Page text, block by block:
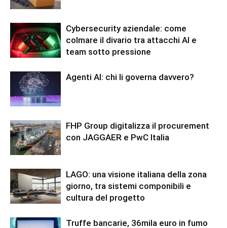
Cybersecurity aziendale: come
colmare il divario tra attacchi AI e
team sotto pressione
Agenti AI: chi li governa davvero?
FHP Group digitalizza il procurement
con JAGGAER e PwC Italia
LAGO: una visione italiana della zona
giorno, tra sistemi componibili e
cultura del progetto
Truffe bancarie, 36mila euro in fumo